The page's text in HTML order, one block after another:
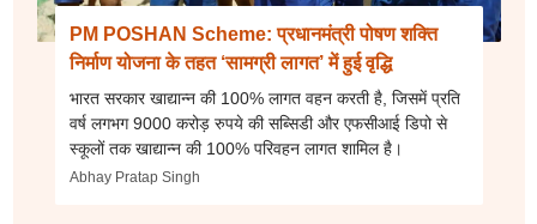
PM POSHAN Scheme: प्रधानमंत्री पोषण शक्ति
निर्माण योजना के तहत ‘सामग्री लागत’ में हुई वृद्धि
भारत सरकार खाद्यान्न की 100% लागत वहन करती है, जिसमें प्रति
वर्ष लगभग 9000 करोड़ रुपये की सब्सिडी और एफसीआई डिपो से
स्कूलों तक खाद्यान्न की 100% परिवहन लागत शामिल है।
Abhay Pratap Singh